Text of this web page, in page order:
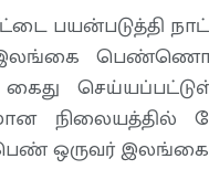
பயன்படுத்தி
நிலையத்தில்
ஒருவர் இலங்கை